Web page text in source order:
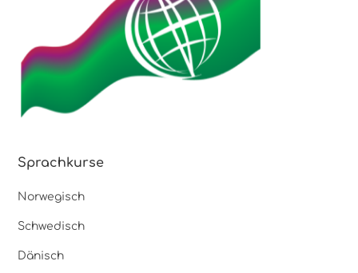
Sprachkurse
Norwegisch
Schwedisch
Dänisch